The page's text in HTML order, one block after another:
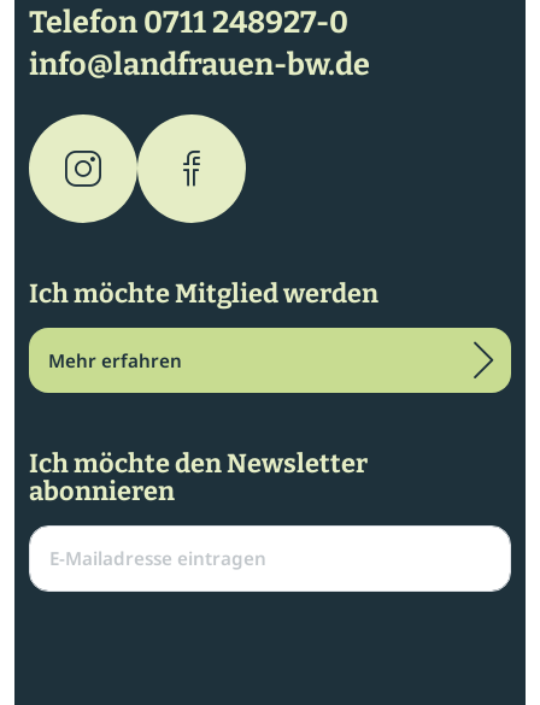
Telefon0711 248927-0
info@landfrauen-bw.de
Ich möchte Mitglied werden
Mehr erfahren
Ich möchte den Newsletter
abonnieren